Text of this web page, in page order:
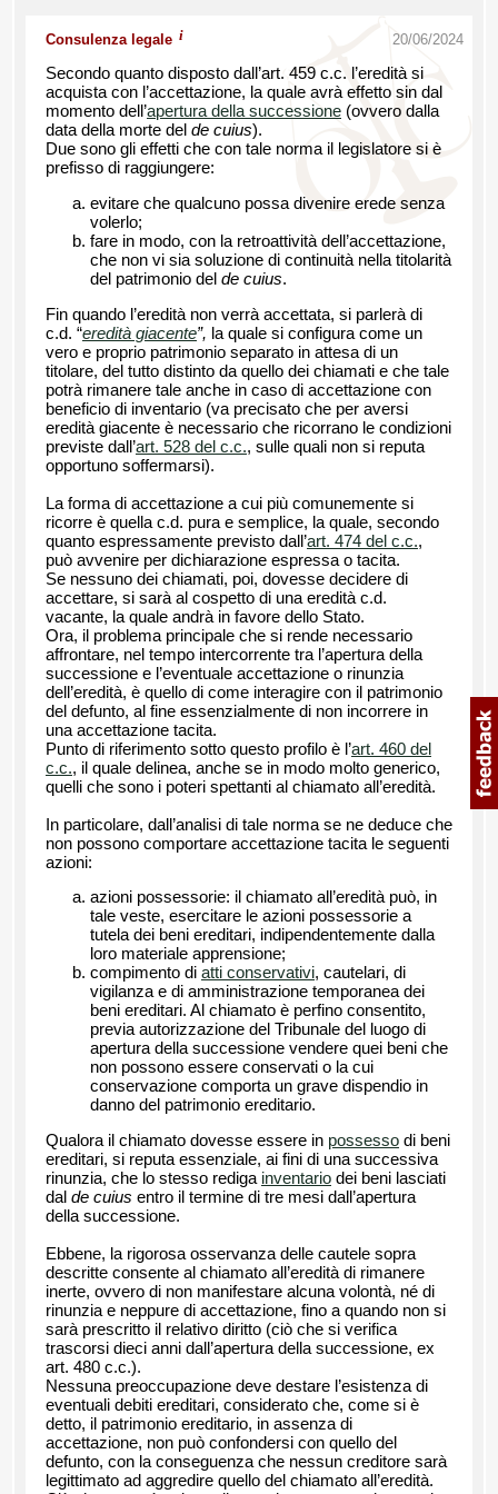
Consulenza legale i 20/06/2024
Secondo quanto disposto dall’art. 459 c.c. l’eredità si
acquista con l’accettazione, la quale avrà effetto sin dal
momento dell’apertura della successione (ovvero dalla
data della morte del de cuius).
Due sono gli effetti che con tale norma il legislatore si è
prefisso di raggiungere:
evitare che qualcuno possa divenire erede senza
volerlo;
fare in modo, con la retroattività dell’accettazione,
che non vi sia soluzione di continuità nella titolarità
del patrimonio del de cuius.
Fin quando l’eredità non verrà accettata, si parlerà di
c.d. “eredità giacente”, la quale si configura come un
vero e proprio patrimonio separato in attesa di un
titolare, del tutto distinto da quello dei chiamati e che tale
potrà rimanere tale anche in caso di accettazione con
beneficio di inventario (va precisato che per aversi
eredità giacente è necessario che ricorrano le condizioni
previste dall’art. 528 del c.c., sulle quali non si reputa
opportuno soffermarsi).
La forma di accettazione a cui più comunemente si
ricorre è quella c.d. pura e semplice, la quale, secondo
quanto espressamente previsto dall’art. 474 del c.c.,
può avvenire per dichiarazione espressa o tacita.
Se nessuno dei chiamati, poi, dovesse decidere di
accettare, si sarà al cospetto di una eredità c.d.
vacante, la quale andrà in favore dello Stato.
Ora, il problema principale che si rende necessario
affrontare, nel tempo intercorrente tra l’apertura della
successione e l’eventuale accettazione o rinunzia
dell’eredità, è quello di come interagire con il patrimonio
del defunto, al fine essenzialmente di non incorrere in
una accettazione tacita.
Punto di riferimento sotto questo profilo è l’art. 460 del
c.c., il quale delinea, anche se in modo molto generico,
quelli che sono i poteri spettanti al chiamato all’eredità.
In particolare, dall’analisi di tale norma se ne deduce che
non possono comportare accettazione tacita le seguenti
azioni:
azioni possessorie: il chiamato all’eredità può, in
tale veste, esercitare le azioni possessorie a
tutela dei beni ereditari, indipendentemente dalla
loro materiale apprensione;
compimento di atti conservativi, cautelari, di
vigilanza e di amministrazione temporanea dei
beni ereditari. Al chiamato è perfino consentito,
previa autorizzazione del Tribunale del luogo di
apertura della successione vendere quei beni che
non possono essere conservati o la cui
conservazione comporta un grave dispendio in
danno del patrimonio ereditario.
Qualora il chiamato dovesse essere in possesso di beni
ereditari, si reputa essenziale, ai fini di una successiva
rinunzia, che lo stesso rediga inventario dei beni lasciati
dal de cuius entro il termine di tre mesi dall’apertura
della successione.
Ebbene, la rigorosa osservanza delle cautele sopra
descritte consente al chiamato all’eredità di rimanere
inerte, ovvero di non manifestare alcuna volontà, né di
rinunzia e neppure di accettazione, fino a quando non si
sarà prescritto il relativo diritto (ciò che si verifica
trascorsi dieci anni dall’apertura della successione, ex
art. 480 c.c.).
Nessuna preoccupazione deve destare l’esistenza di
eventuali debiti ereditari, considerato che, come si è
detto, il patrimonio ereditario, in assenza di
accettazione, non può confondersi con quello del
defunto, con la conseguenza che nessun creditore sarà
legittimato ad aggredire quello del chiamato all’eredità.